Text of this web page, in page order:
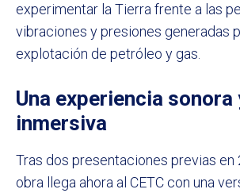
experimentar la Tierra frente a las
vibraciones y presiones generadas
explotación de petróleo y gas.
Una experiencia sonora
inmersiva
Tras dos presentaciones previas en
obra llega ahora al CETC con una